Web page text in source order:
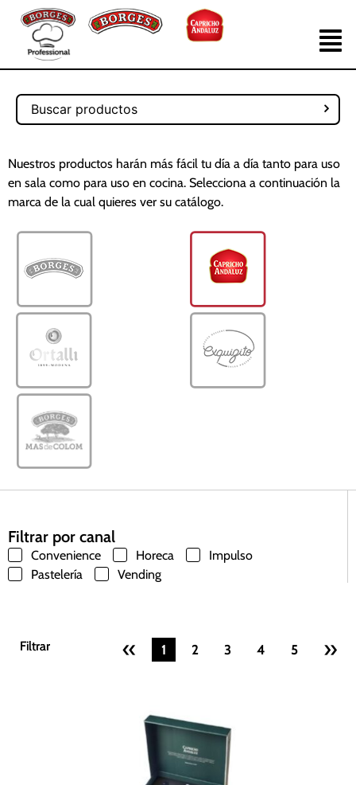
Nuestros productos harán más fácil tu día a día tanto para uso
en sala como para uso en cocina. Selecciona a continuación la
marca de la cual quieres ver su catálogo.
Filtrar por canal
Convenience Horeca
Impulso
Pastelería
Vending
Filtrar
Filtrar « 1 2 3 4 5 »